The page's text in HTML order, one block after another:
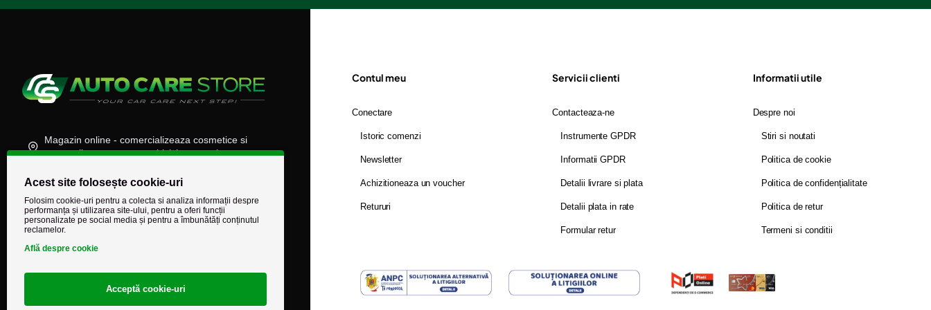
Magazin online - comercializeaza cosmetice si
accesorii auto, moto, atv, biciclete, camioane
(+40) 745 848 890
comenzi@autocarestore.ro
Contul meu
Conectare
Istoric comenzi
Newsletter
Achizitioneaza un voucher
Retururi
Servicii clienti
Contacteaza-ne
Instrumente GPDR
Informatii GPDR
Detalii livrare si plata
Detalii plata in rate
Formular retur
Informatii utile
Despre noi
Stiri si noutati
Politica de cookie
Politica de confidențialitate
Politica de retur
Termeni si conditii
Acest site folosește cookie-uri
Folosim cookie-uri pentru a colecta si analiza informații despre
performanța și utilizarea site-ului, pentru a oferi funcții
personalizate pe social media și pentru a îmbunătăți conținutul
reclamelor.
Află despre cookie
Acceptă cookie-uri